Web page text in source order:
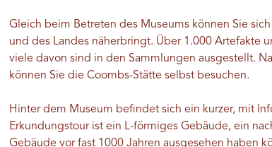
Gleich beim Betreten des Museums können Sie
und des Landes näherbringt. Über 1.000 Artefakte
viele davon sind in den Sammlungen ausgestellt.
können Sie die Coombs-Stätte selbst besuchen.
Hinter dem Museum befindet sich ein kurzer, mit
Erkundungstour ist ein L-förmiges Gebäude, ein
Gebäude vor fast 1000 Jahren ausgesehen haben